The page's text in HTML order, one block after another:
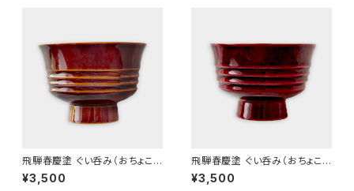
飛騨春慶塗 ぐい呑み（おちょこ）
B (2025)
¥3,500
飛騨春慶塗 ぐい呑み（おちょこ）
B 紅 (2025)
¥3,500